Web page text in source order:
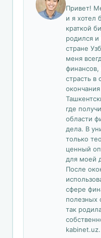
Привет!
и я хотел
краткой
родился
стране
меня
финансов,
страсть
где
области
дела. В
только
ценный
для моей
После
сфере
полезных
так
kabinet.uz.